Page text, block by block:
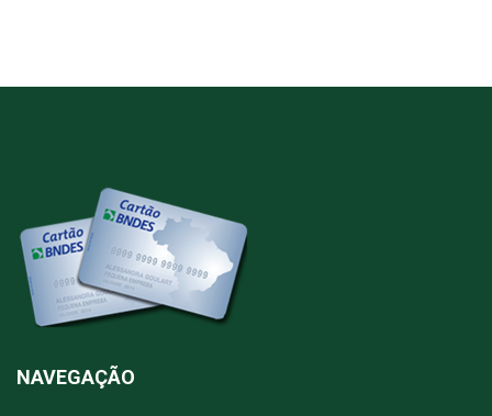
NAVEGAÇÃO